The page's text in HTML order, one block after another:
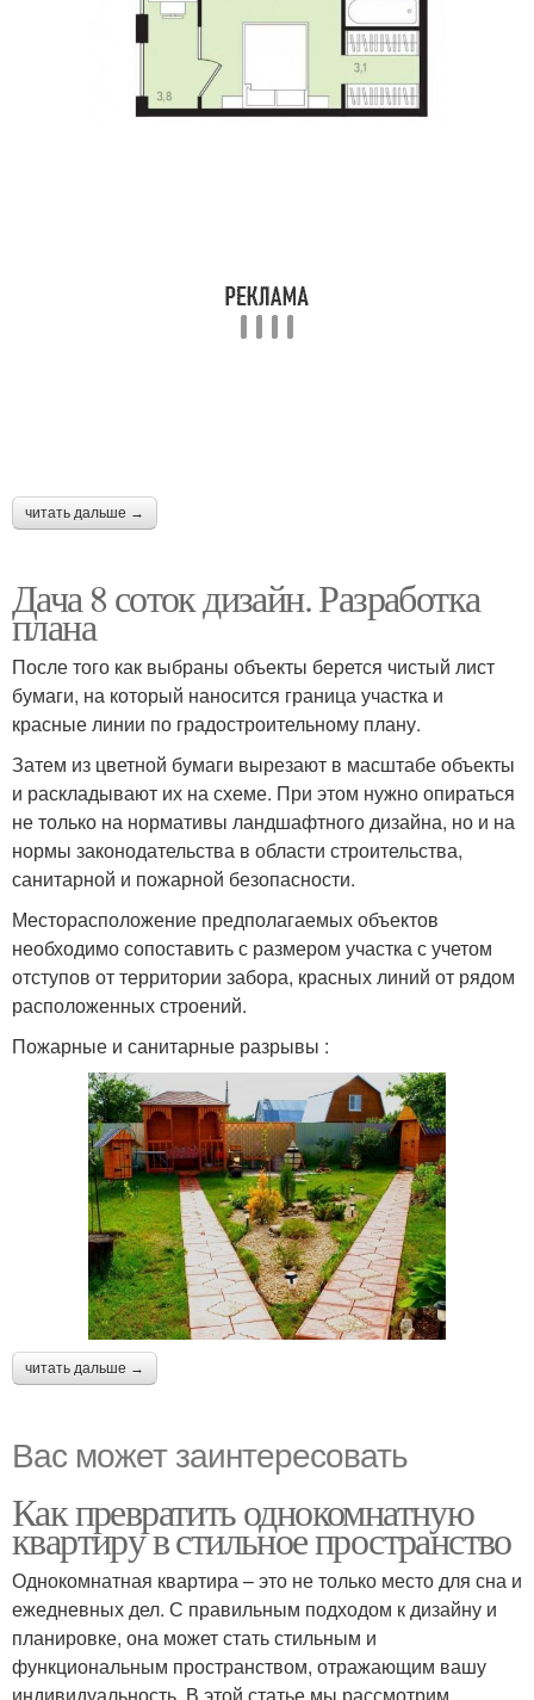
читать дальше →
Дача 8 соток дизайн. Разработка
плана
После того как выбраны объекты берется чистый лист
бумаги, на который наносится граница участка и
красные линии по градостроительному плану.
Затем из цветной бумаги вырезают в масштабе объекты
и раскладывают их на схеме. При этом нужно опираться
не только на нормативы ландшафтного дизайна, но и на
нормы законодательства в области строительства,
санитарной и пожарной безопасности.
Месторасположение предполагаемых объектов
необходимо сопоставить с размером участка с учетом
отступов от территории забора, красных линий от рядом
расположенных строений.
Пожарные и санитарные разрывы :
читать дальше →
Вас может заинтересовать
Как превратить однокомнатную
квартиру в стильное пространство
Однокомнатная квартира – это не только место для сна и
ежедневных дел. С правильным подходом к дизайну и
планировке, она может стать стильным и
функциональным пространством, отражающим вашу